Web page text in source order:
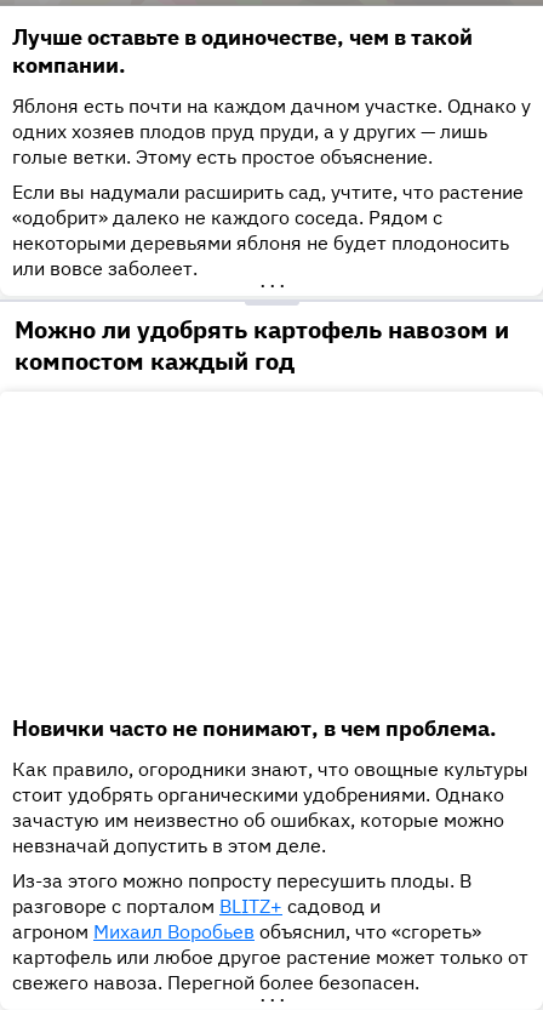
Лучше оставьте в одиночестве, чем в такой
компании.
Яблоня есть почти на каждом дачном участке. Однако у
одних хозяев плодов пруд пруди, а у других — лишь
голые ветки. Этому есть простое объяснение.
Если вы надумали расширить сад, учтите, что растение
«одобрит» далеко не каждого соседа. Рядом с
некоторыми деревьями яблоня не будет плодоносить
или вовсе заболеет.
•••
Можно ли удобрять картофель навозом и
компостом каждый год
Новички часто не понимают, в чем проблема.
Как правило, огородники знают, что овощные культуры
стоит удобрять органическими удобрениями. Однако
зачастую им неизвестно об ошибках, которые можно
невзначай допустить в этом деле.
Из-за этого можно попросту пересушить плоды. В
разговоре с порталом BLITZ+ садовод и
агроном Михаил Воробьев объяснил, что «сгореть»
картофель или любое другое растение может только от
свежего навоза. Перегной более безопасен.
•••